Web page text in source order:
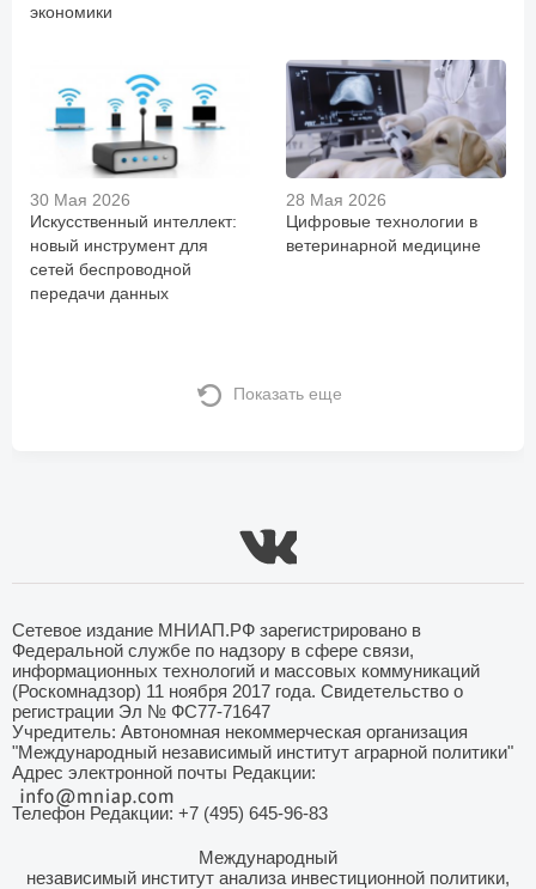
экономики
30 Мая 2026
Искусственный интеллект:
новый инструмент для
сетей беспроводной
передачи данных
28 Мая 2026
Цифровые технологии в
ветеринарной медицине
Показать еще
Сетевое издание МНИАП.РФ зарегистрировано в
Федеральной службе по надзору в сфере связи,
информационных технологий и массовых коммуникаций
(Роскомнадзор) 11 ноября 2017 года. Свидетельство о
регистрации Эл № ФС77-71647
Учредитель: Автономная некоммерческая организация
"Международный независимый институт аграрной политики"
Адрес электронной почты Редакции:
Телефон Редакции: +7 (495) 645-96-83
Международный
независимый институт анализа инвестиционной политики,